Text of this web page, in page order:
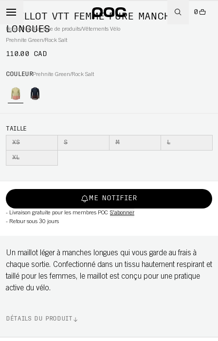
0
Home/Vélo/Par type de produits/Vêtements Vélo
MAILLOT VTT FEMME PURE MANCHES
LONGUES
Prehnite Green/Rock Salt
110.00 CAD
COULEURPrehnite Green/Rock Salt
TAILLE
XS S M L
XL
ME NOTIFIER
- Livraison gratuite pour les membres POC S'abonner
- Retour sous 30 jours
Un maillot léger à manches longues qui vous garde au frais à
chaque sortie. Confectionné dans un tissu hautement respirant et
taillé pour les femmes, le maillot est conçu pour une pratique
active du vélo.
DÉTAILS DU PRODUIT